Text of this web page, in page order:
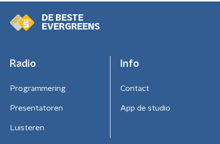
DE BESTE
EVERGREENS
Radio
Programmering
Presentatoren
Luisteren
Info
Contact
App de studio